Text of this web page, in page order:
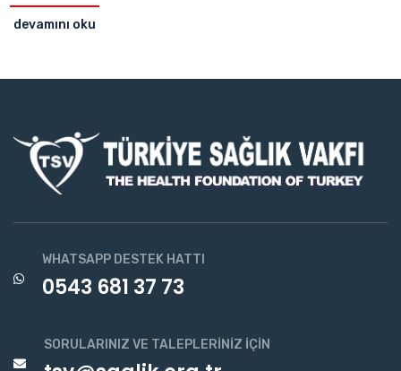
devamını oku
WHATSAPP DESTEK HATTI
0543 681 37 73
SORULARINIZ VE TALEPLERINIZ İÇIN